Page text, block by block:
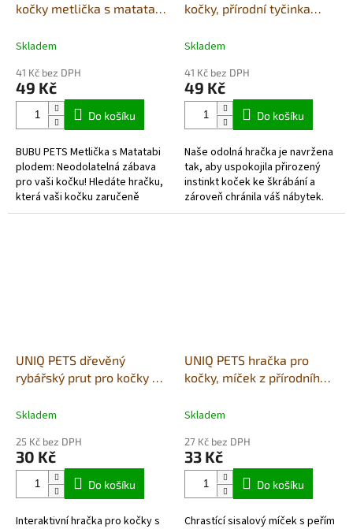
kočky metlička s matatabi
Skladem
41 Kč bez DPH
49 Kč
Do košíku
BUBU PETS Metlička s Matatabi
plodem: Neodolatelná zábava
pro vaši kočku! Hledáte hračku,
která vaši kočku zaručeně
zaujme a poskytne jí hodiny
kočky, přírodní tyčinka
Skladem
41 Kč bez DPH
49 Kč
Do košíku
Naše odolná hračka je navržena
tak, aby uspokojila přirozený
instinkt koček ke škrábání a
zároveň chránila váš nábytek.
Díky masáži dásní a čištění zubů
UNIQ PETS dřevěný
rybářský prut pro kočky s
40–102cm
Skladem
25 Kč bez DPH
30 Kč
Do košíku
Interaktivní hračka pro kočky s
UNIQ PETS hračka pro
kočky, míček z přírodního
Skladem
27 Kč bez DPH
33 Kč
Do košíku
Chrastící sisalový míček s peřím